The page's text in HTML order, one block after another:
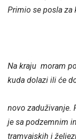
Primio se posla za
Na kraju moram
kuda dolazi ili će
novo zaduživanje.
je sa podzemnim
tramvajskih i